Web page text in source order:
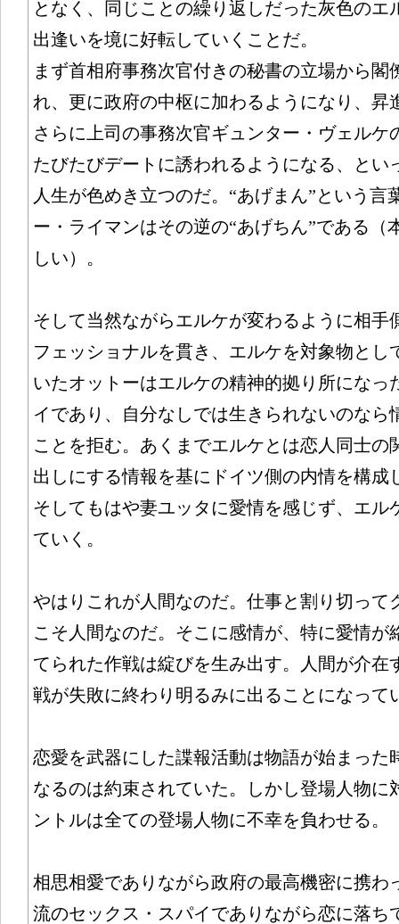
となく、同じことの繰り返しだった灰色のエ
出逢いを境に好転していくことだ。
まず首相府事務次官付きの秘書の立場から閣
れ、更に政府の中枢に加わるようになり、昇
さらに上司の事務次官ギュンター・ヴェルケ
たびたびデートに誘われるようになる、とい
人生が色めき立つのだ。“あげまん”という言
ー・ライマンはその逆の“あげちん”である（
しい）。
そして当然ながらエルケが変わるように相手
フェッショナルを貫き、エルケを対象物とし
いたオットーはエルケの精神的拠り所になっ
イであり、自分なしでは生きられないのなら
ことを拒む。あくまでエルケとは恋人同士の
出しにする情報を基にドイツ側の内情を構成
そしてもはや妻ユッタに愛情を感じず、エル
ていく。
やはりこれが人間なのだ。仕事と割り切って
こそ人間なのだ。そこに感情が、特に愛情が
てられた作戦は綻びを生み出す。人間が介在
戦が失敗に終わり明るみに出ることになって
恋愛を武器にした諜報活動は物語が始まった
なるのは約束されていた。しかし登場人物に
ントルは全ての登場人物に不幸を負わせる。
相思相愛でありながら政府の最高機密に携わ
流のセックス・スパイでありながら恋に落ち